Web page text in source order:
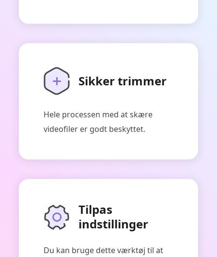
Sikker trimmer
Hele processen med at skære
videofiler er godt beskyttet.
Tilpas
indstillinger
Du kan bruge dette værktøj til at